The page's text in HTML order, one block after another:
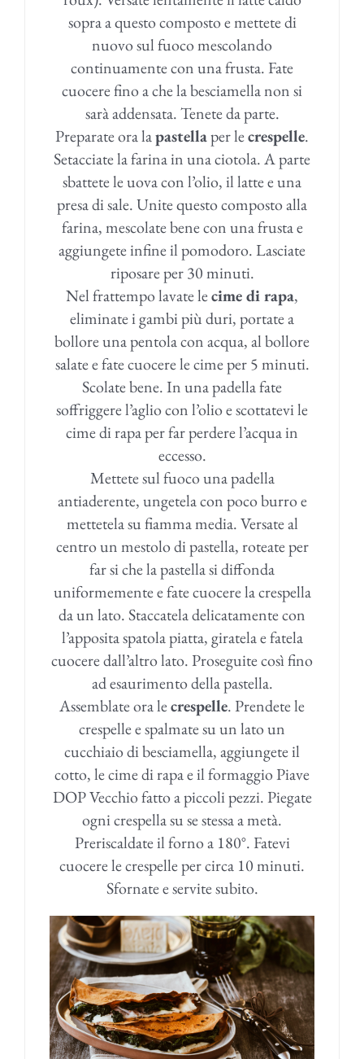
sopra a questo composto e mettete di
nuovo sul fuoco mescolando
continuamente con una frusta. Fate
cuocere fino a che la besciamella non si
sarà addensata. Tenete da parte.
Preparate ora lapastellaper lecrespelle.
Setacciate la farina in una ciotola. A parte
sbattete le uova con l’olio, il latte e una
presa di sale. Unite questo composto alla
farina, mescolate bene con una frusta e
aggiungete infine il pomodoro. Lasciate
riposare per 30 minuti.
Nel frattempo lavate lecime di rapa,
eliminate i gambi più duri, portate a
bollore una pentola con acqua, al bollore
salate e fate cuocere le cime per 5 minuti.
Scolate bene. In una padella fate
soffriggere l’aglio con l’olio e scottatevi le
cime di rapa per far perdere l’acqua in
eccesso.
Mettete sul fuoco una padella
antiaderente, ungetela con poco burro e
mettetela su fiamma media. Versate al
centro un mestolo di pastella, roteate per
far si che la pastella si diffonda
uniformemente e fate cuocere la crespella
da un lato. Staccatela delicatamente con
l’apposita spatola piatta, giratela e fatela
cuocere dall’altro lato. Proseguite così fino
ad esaurimento della pastella.
Assemblate ora lecrespelle. Prendete le
crespelle e spalmate su un lato un
cucchiaio di besciamella, aggiungete il
cotto, le cime di rapa e il formaggio Piave
DOP Vecchio fatto a piccoli pezzi. Piegate
ogni crespella su se stessa a metà.
Preriscaldate il forno a 180°. Fatevi
cuocere le crespelle per circa 10 minuti.
Sfornate e servite subito.